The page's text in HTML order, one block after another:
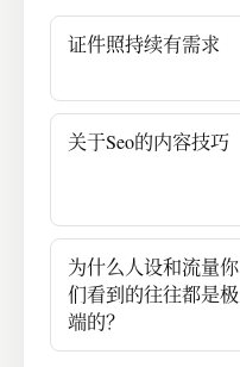
证件照持续有需求
关于Seo的内容技巧
为什么人设和流量你
们看到的往往都是极
端的？